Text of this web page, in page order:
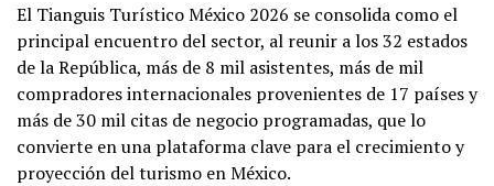
El Tianguis Turístico México 2026 se consolida como el
principal encuentro del sector, al reunir a los 32 estados
de la República, más de 8 mil asistentes, más de mil
compradores internacionales provenientes de 17 países y
más de 30 mil citas de negocio programadas, que lo
convierte en una plataforma clave para el crecimiento y
proyección del turismo en México.